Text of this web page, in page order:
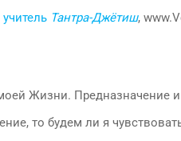
Тантра-Джётиш,
Жизни. Предназначение и
то будем ли я